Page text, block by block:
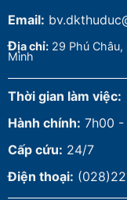
Email:
Địa chỉ: 29 Phú
Minh
Thời gian làm việc:
Hành chính: 7h00 -
Cấp cứu: 24/7
Điện thoại: